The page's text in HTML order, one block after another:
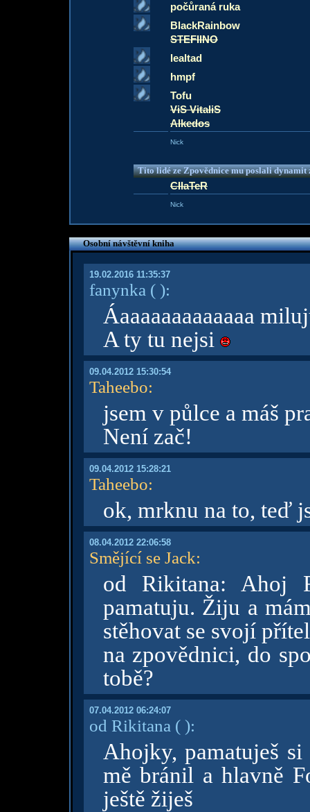
počůraná ruka
BlackRainbow
STEFIINO
lealtad
hmpf
Tofu
ViS VitaliS
Alkedos
Nick
Tito lidé ze Zpovědnice mu poslali dynamit
CIIaTeR
Nick
Osobní návštěvní kniha
19.02.2016 11:35:37
fanynka ( ):
Áaaaaaaaaaaaaa
A ty tu nejsi
09.04.2012 15:30:54
Taheebo:
jsem v půlce a máš
Není zač!
09.04.2012 15:28:21
Taheebo:
ok, mrknu na to, teď
08.04.2012 22:06:58
Smějící se Jack:
od Rikitana: Ahoj
pamatuju. Žiju a
stěhovat se svojí
na zpovědnici, do
tobě?
07.04.2012 06:24:07
od Rikitana ( ):
Ahojky, pamatuješ
mě bránil a hlavně
ještě žiješ